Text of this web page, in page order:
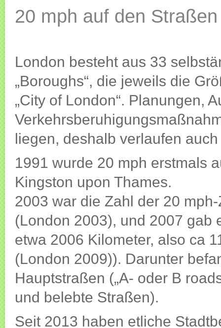
20 mph auf den
London besteht aus 33
„Boroughs“, die jeweils die
„City of London“. Planungen,
liegen, deshalb verlaufen
1991 wurde 20 mph erstmals
Kingston upon Thames.
2003 war die Zahl der 20
(London 2003), und 2007 gab
etwa 2006 Kilometer, also ca
(London 2009)). Darunter
Hauptstraßen („A- oder B
und belebte Straßen).
Seit 2013 haben etliche